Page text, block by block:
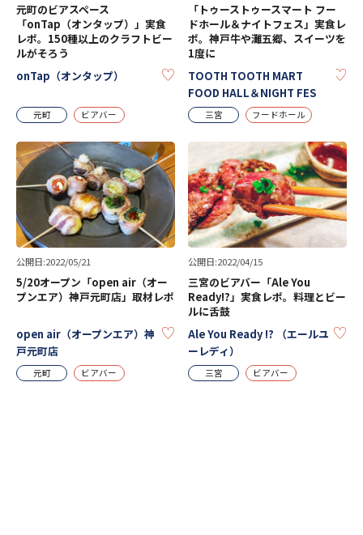
元町のビアスペース
「onTap（オンタップ）」実食
レポ。150種以上のクラフトビー
ルがそろう
onTap（オンタップ）
KEEP
元町 ビアバー
「トゥーストゥースマート フー
ドホール＆ナイトフェス」実食レ
ポ。神戸牛や灘五郷、スイーツを
1度に
TOOTH TOOTH MART
FOOD HALL＆NIGHT FES
三宮 フードホール
公開日:2022/05/21
5/20オープン「open air（オー
プンエア）神戸元町店」取材レポ
open air（オープンエア）神
戸元町店
KEEP
元町 ビアバー
公開日:2022/04/15
三宮のビアバー「Ale You
Ready!?」実食レポ。料理とビー
ルに舌鼓
Ale You Ready !? （エールユ
ーレディ）
三宮 ビアバー